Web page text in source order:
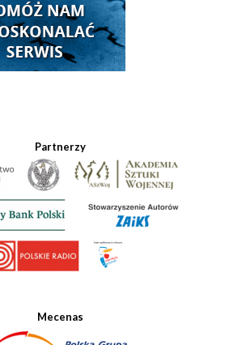
Partnerzy
Mecenas